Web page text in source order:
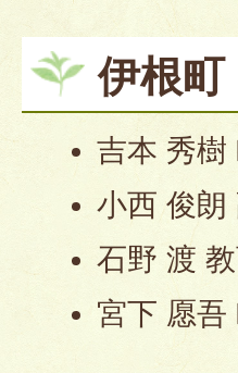
伊根町
吉本 秀樹
小西 俊朗
石野 渡
宮下 愿吾